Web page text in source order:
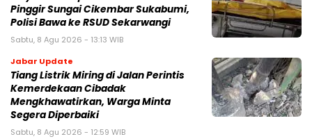
Pinggir Sungai Cikembar Sukabumi,
Polisi Bawa ke RSUD Sekarwangi‎
Sabtu, 8 Agu 2026 - 13:13 WIB
Jabar Update
Tiang Listrik Miring di Jalan Perintis
Kemerdekaan Cibadak
Mengkhawatirkan, Warga Minta
Segera Diperbaiki
Sabtu, 8 Agu 2026 - 12:59 WIB